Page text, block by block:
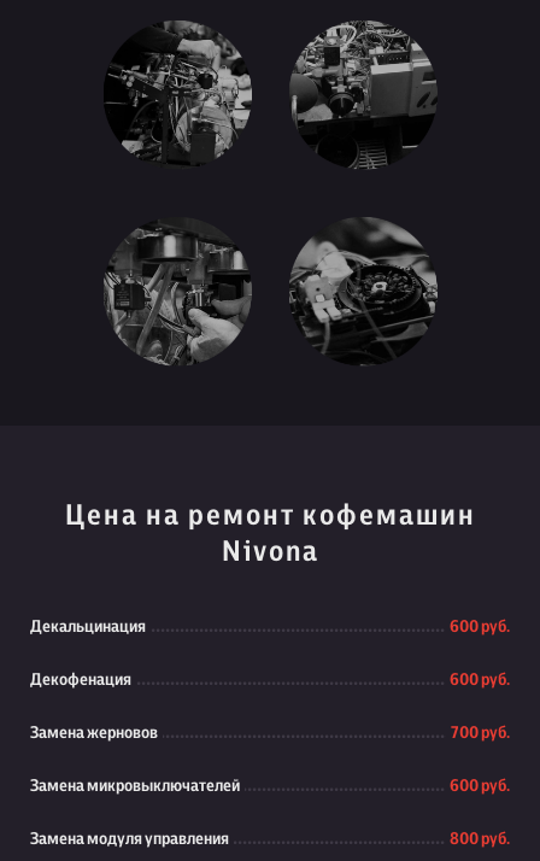
Цена на ремонт кофемашин
Nivona
Декальцинация 600 руб.
Декофенация 600 руб.
Замена жерновов 700 руб.
Замена микровыключателей 600 руб.
Замена модуля управления 800 руб.